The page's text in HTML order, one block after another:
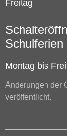
Freitag
Schulferien
Montag bis
Änderungen der
veröffentlicht.